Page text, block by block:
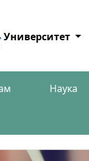
Университет
Наука